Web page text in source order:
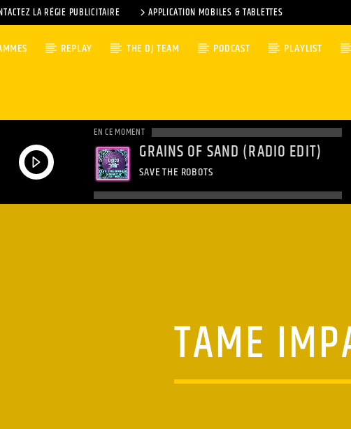
LA RÉGIE PUBLICITAIRE APPLICATION MOBILES & TABLETTES
REPLAY THE DJ TEAM PODCAST PLAYLIST
EN CE MOMENT
GRAINS OF SAND (RADIO EDIT)
SAVE THE ROBOTS
TAME